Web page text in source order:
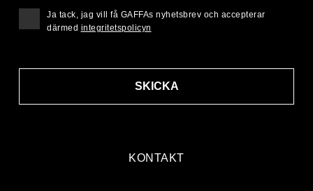
KONTAKT
SKICKA
Ja tack, jag vill få GAFFAs nyhetsbrev och accepterar
därmed integritetspolicyn